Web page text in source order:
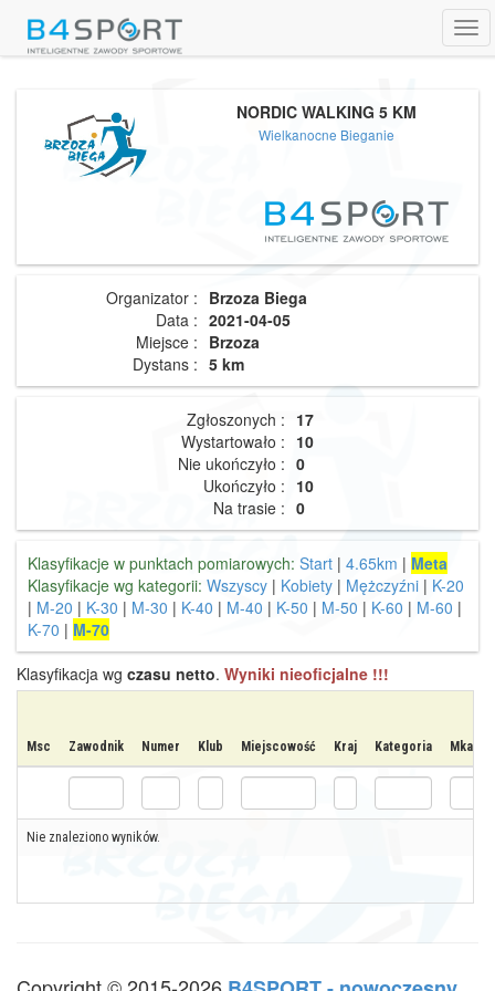
NORDIC WALKING 5 KM
Wielkanocne Bieganie
Organizator : Brzoza Biega
Data : 2021-04-05
Miejsce : Brzoza
Dystans : 5 km
Zgłoszonych : 17
Wystartowało : 10
Nie ukończyło : 0
Ukończyło : 10
Na trasie : 0
Klasyfikacje w punktach pomiarowych: Start | 4.65km | Meta
Klasyfikacje wg kategorii: Wszyscy | Kobiety | Mężczyźni | K-20
| M-20 | K-30 | M-30 | K-40 | M-40 | K-50 | M-50 | K-60 | M-60 |
K-70 | M-70
Klasyfikacja wg czasu netto. Wyniki nieoficjalne !!!
Msc Zawodnik Numer Klub Miejscowość Kraj Kategoria Mkat
Nie znaleziono wyników.